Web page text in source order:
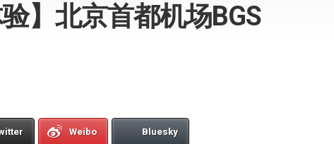
验】北京首都机场BGS
Weibo Bluesky